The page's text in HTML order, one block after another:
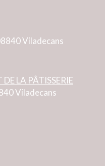
Viladecans
LA PÂTISSERIE
Viladecans